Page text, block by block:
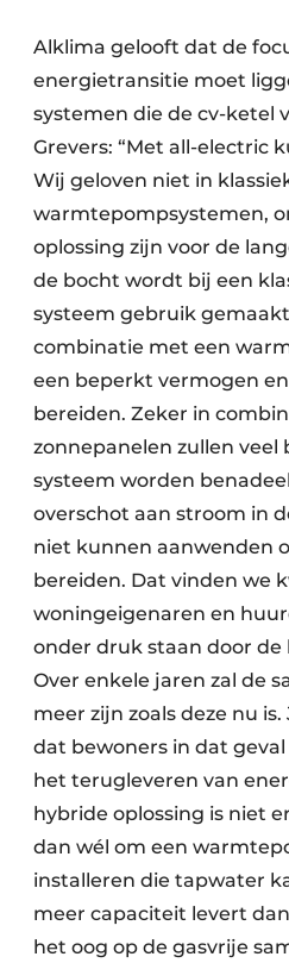
Alklima gelooft dat de
energietransitie moet
systemen die de cv-ketel
Grevers: “Met all-electric
Wij geloven niet in
warmtepompsystemen,
oplossing zijn voor de
de bocht wordt bij een
systeem gebruik
combinatie met een
een beperkt vermogen
bereiden. Zeker in
zonnepanelen zullen veel
systeem worden
overschot aan stroom in
niet kunnen aanwenden
bereiden. Dat vinden we
woningeigenaren en
onder druk staan door de
Over enkele jaren zal de
meer zijn zoals deze nu
dat bewoners in dat
het terugleveren van
hybride oplossing is niet
dan wél om een
installeren die tapwater
meer capaciteit levert
het oog op de gasvrije